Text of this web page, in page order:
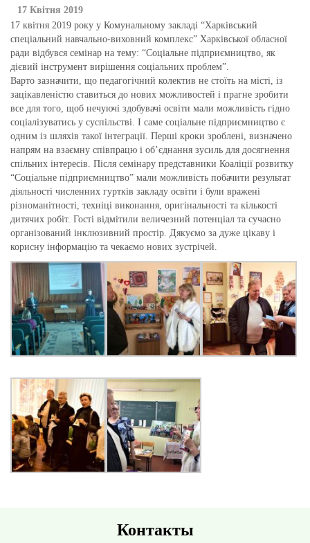
17 Квітня 2019
17 квітня 2019 року у Комунальному закладі “Харківський
спеціальний навчально-виховний комплекс” Харківської обласної
ради відбувся семінар на тему: “Соціальне підприємництво, як
дієвий інструмент вирішення соціальних проблем”.
Варто зазначити, що педагогічний колектив не стоїть на місті, із
зацікавленістю ставиться до нових можливостей і прагне зробити
все для того, щоб нечуючі здобувачі освіти мали можливість гідно
соціалізуватись у суспільстві. І саме соціальне підприємництво є
одним із шляхів такої інтеграції. Перші кроки зроблені, визначено
напрям на взаємну співпрацю і об’єднання зусиль для досягнення
спільних інтересів. Після семінару представники Коаліції розвитку
“Соціальне підприємництво” мали можливість побачити результат
діяльності численних гуртків закладу освіти і були вражені
різноманітності, техніці виконання, оригінальності та кількості
дитячих робіт. Гості відмітили величезний потенціал та сучасно
організований інклюзивний простір. Дякуємо за дуже цікаву і
корисну інформацію та чекаємо нових зустрічей.
Контакты